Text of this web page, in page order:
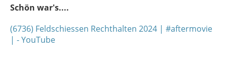
Schön war's....
(6736) Feldschiessen Rechthalten 2024 | #aftermovie
| - YouTube